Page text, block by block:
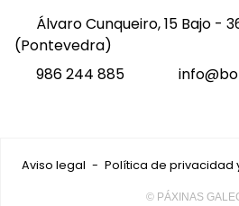
Álvaro Cunqueiro, 15 Bajo -
(Pontevedra)
986 244 885
Aviso legal - Política de privacidad
© PÁXINAS